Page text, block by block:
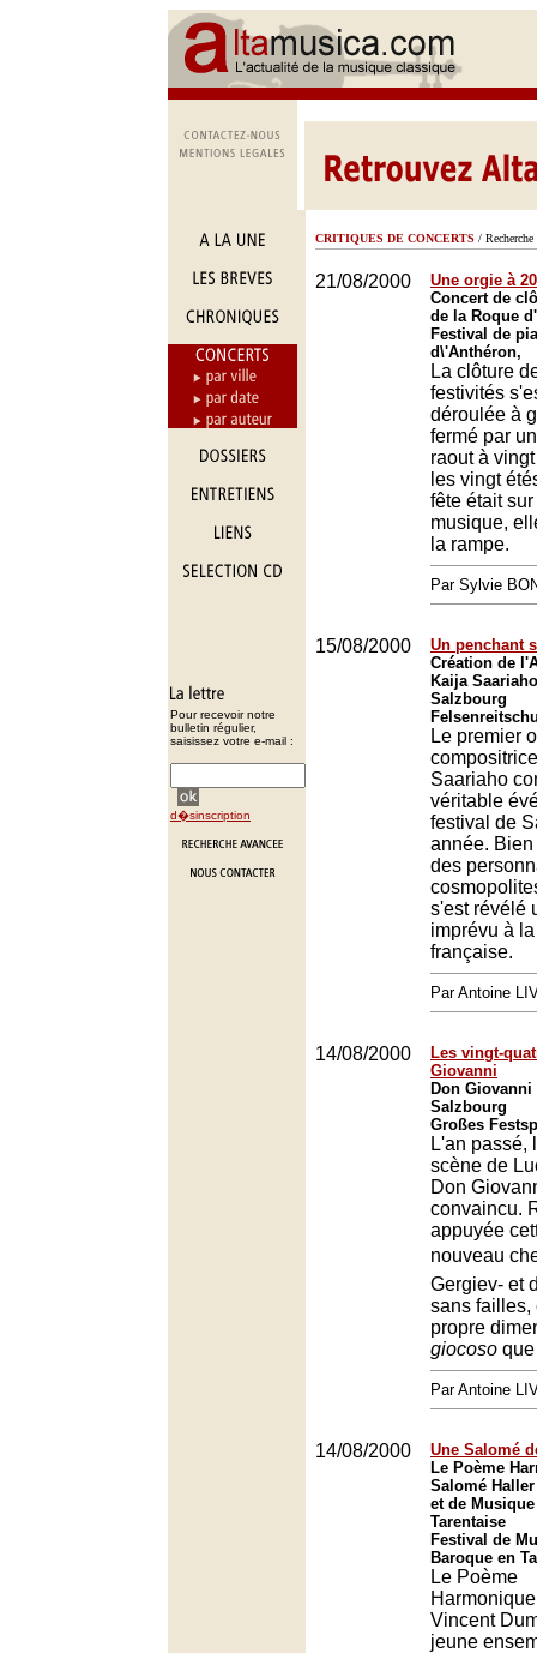
Pour recevoir notre
bulletin régulier,
saisissez votre e-mail :
d�sinscription
CRITIQUES DE CONCERTS / Recherche
21/08/2000
Une orgie à
Concert de
de la Roque
Festival de
d\'Anthéron,
La clôture
festivités
déroulée à
fermé par
raout à
les vingt
fête était
musique,
la rampe.
Par Sylvie
15/08/2000
Un penchant
Création de
Kaija
Salzbourg
Le premier
Saariaho
véritable
festival de
année.
des
s'est révélé
imprévu à
française.
Par Antoine
14/08/2000
Les vingt-
Giovanni
Don
Salzbourg
Großes
L'an passé,
scène de
Don
convaincu.
appuyée
nouveau
Gergiev- et
sans failles,
propre
giocoso
Par Antoine
14/08/2000
Une Salomé
Le Poème
Salomé
et de
Tarentaise
Festival de
Baroque en
Le Poème
Vincent
jeune